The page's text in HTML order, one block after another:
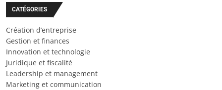
CATÉGORIES
Création d’entreprise
Gestion et finances
Innovation et technologie
Juridique et fiscalité
Leadership et management
Marketing et communication